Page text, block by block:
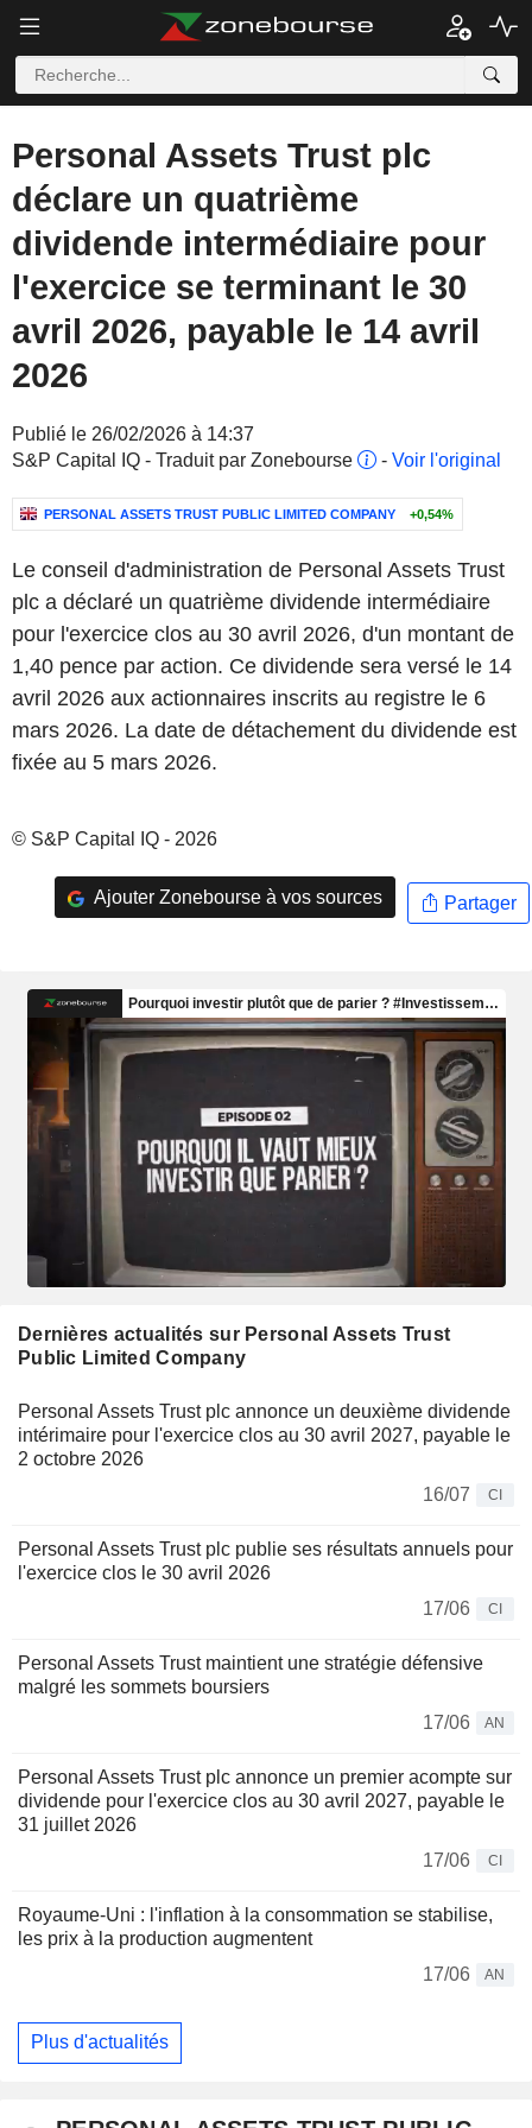
Personal Assets Trust plc
déclare un quatrième
dividende intermédiaire pour
l'exercice se terminant le 30
avril 2026, payable le 14 avril
2026
Publié le 26/02/2026 à 14:37
S&P Capital IQ - Traduit par Zonebourse
- Voir l'original
PERSONAL ASSETS TRUST PUBLIC LIMITED COMPANY +0,54%
Le conseil d'administration de Personal Assets Trust
plc a déclaré un quatrième dividende intermédiaire
pour l'exercice clos au 30 avril 2026, d'un montant de
1,40 pence par action. Ce dividende sera versé le 14
avril 2026 aux actionnaires inscrits au registre le 6
mars 2026. La date de détachement du dividende est
fixée au 5 mars 2026.
© S&P Capital IQ - 2026
Ajouter Zonebourse à vos sources Partager
Dernières actualités sur Personal Assets Trust
Public Limited Company
Personal Assets Trust plc annonce un deuxième dividende
intérimaire pour l'exercice clos au 30 avril 2027, payable le
2 octobre 2026
16/07
CI
Personal Assets Trust plc publie ses résultats annuels pour
l'exercice clos le 30 avril 2026
17/06
CI
Personal Assets Trust maintient une stratégie défensive
malgré les sommets boursiers
17/06
AN
Personal Assets Trust plc annonce un premier acompte sur
dividende pour l'exercice clos au 30 avril 2027, payable le
31 juillet 2026
17/06
CI
Royaume-Uni : l'inflation à la consommation se stabilise,
les prix à la production augmentent
17/06
AN
Plus d'actualités